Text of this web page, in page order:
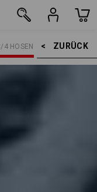
ZURÜCK    >
4 HOSEN